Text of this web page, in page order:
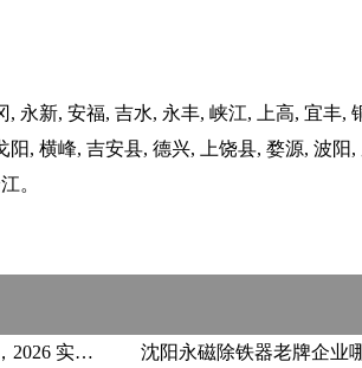
永新, 安福, 吉水, 永丰, 峡江, 上高, 宜丰,
, 横峰, 吉安县, 德兴, 上饶县, 婺源, 波阳,
。
河南砂石永磁除铁器采购，2026 实力厂家选哪家？